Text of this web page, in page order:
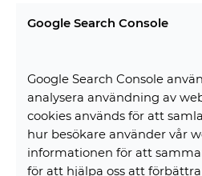
Google Search Console
Google Search Console
analysera användning av
cookies används för att
hur besökare använder vår
informationen för att
för att hjälpa oss att